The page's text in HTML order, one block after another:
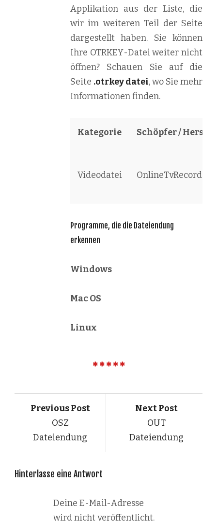
Applikation aus der Liste, die
wir im weiteren Teil der Seite
dargestellt haben. Sie können
Ihre OTRKEY-Datei weiter nicht
öffnen? Schauen Sie auf die
Seite .otrkey datei, wo Sie mehr
Informationen finden.
Kategorie Schöpfer /
Videodatei
Programme, die die Dateiendung
erkennen
Windows
Mac OS
Linux
Previous Post
OSZ
Dateiendung
Next Post
OUT
Dateiendung
Hinterlasse eine Antwort
Deine E-Mail-Adresse
wird nicht veröffentlicht.